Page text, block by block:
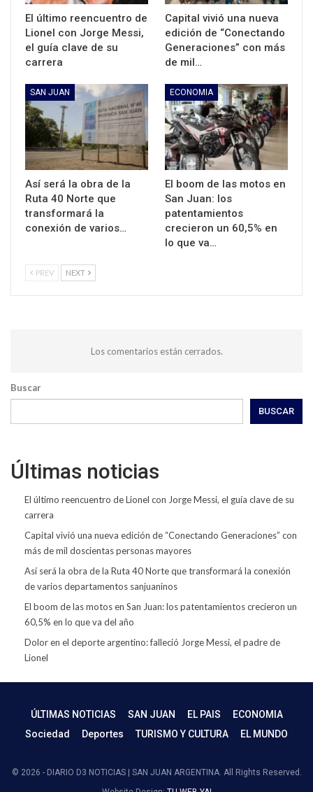
El último reencuentro de
Lionel con Jorge Messi,
el guía clave de su
carrera
Capital vivió una nueva
edición de “Conectando
Generaciones” con más
de mil…
SAN JUAN
Así será la obra de la
Ruta 40 Norte que
transformará la
conexión de varios…
ECONOMIA
El boom de las motos en
San Juan: los
patentamientos
crecieron un 60,5% en
lo que va…
PREV NEXT
Los comentarios están cerrados.
Buscar
BUSCAR
Últimas noticias
El último reencuentro de Lionel con Jorge Messi, el guía clave de su
carrera
Capital vivió una nueva edición de “Conectando Generaciones” con
más de mil doscientas personas mayores
Así será la obra de la Ruta 40 Norte que transformará la conexión
de varios departamentos sanjuaninos
El boom de las motos en San Juan: los patentamientos crecieron un
60,5% en lo que va del año
Dolor en el deporte argentino: falleció Jorge Messi, el padre de
Lionel
ÚLTIMAS NOTICIAS SAN JUAN EL PAIS
ECONOMIA
Sociedad
Deportes TURISMO Y CULTURA EL MUNDO
© 2026 - DIARIO D3 NOTICIAS | SAN JUAN ARGENTINA. All Rights Reserved.